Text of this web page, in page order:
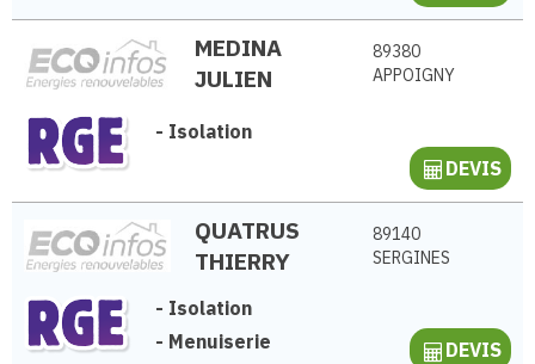
MEDINA
JULIEN
89380
APPOIGNY
- Isolation
DEVIS
QUATRUS
THIERRY
89140
SERGINES
- Isolation
- Menuiserie DEVIS